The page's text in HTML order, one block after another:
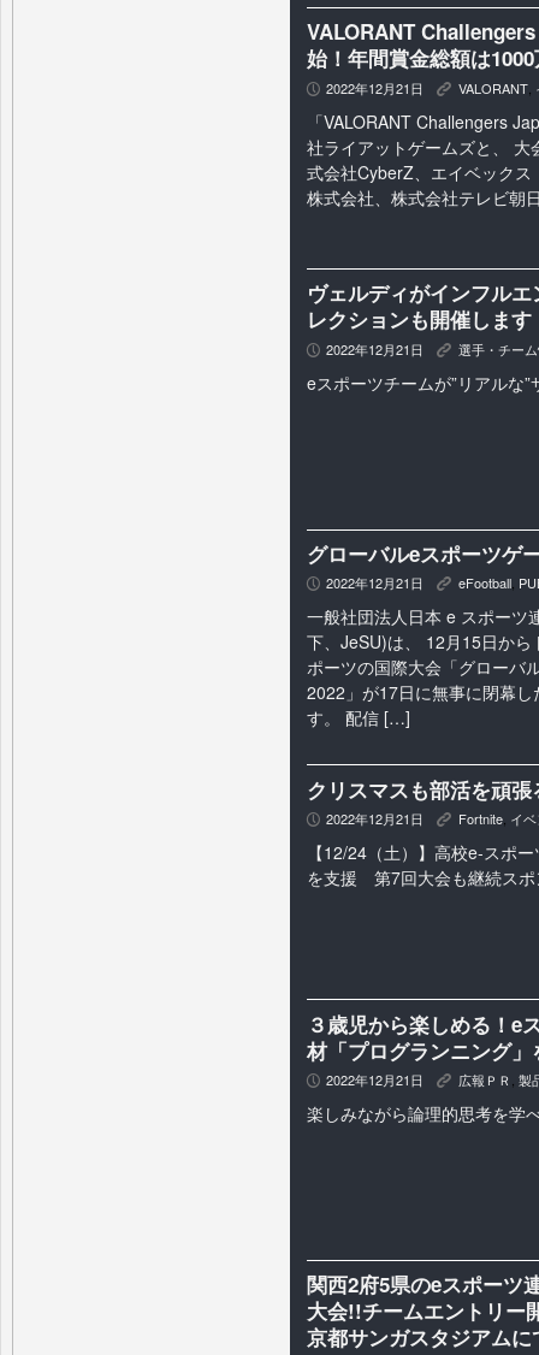
VALORANT
始！年間賞金総額は
P 2022年12月21日 K VALORANT
「VALORANT Challengers
社ライアットゲームズと、 大
式会社CyberZ、エイベック
株式会社、株式会社テレビ朝
ヴェルディがインフル
レクションも開催します
P 2022年12月21日 K 選手・チー
eスポーツチームが”リアルな
グローバルeスポーツゲ
P 2022年12月21日 K eFootball,
一般社団法人日本 e スポーツ
下、JeSU)は、 12月15日か
ポーツの国際大会「グローバ
2022」が17日に無事に閉幕
す。 配信 […]
クリスマスも部活を頑
P 2022年12月21日 K Fortnite イ
【12/24（土）】高校e-スポ
を支援 第7回大会も継続スポ
３歳児から楽しめる！e
材「プログランニング」
P 2022年12月21日 K 広報ＰＲ 製
楽しみながら論理的思考を学
関西2府5県のeスポーツ
大会!!チームエントリー
京都サンガスタジアム